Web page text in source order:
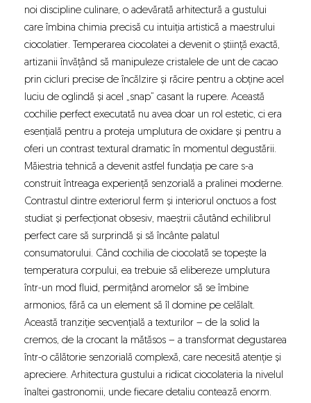
noi discipline culinare, o adevărată arhitectură a gustului
care îmbina chimia precisă cu intuiția artistică a maestrului
ciocolatier. Temperarea ciocolatei a devenit o știință exactă,
artizanii învățând să manipuleze cristalele de unt de cacao
prin cicluri precise de încălzire și răcire pentru a obține acel
luciu de oglindă și acel „snap” casant la rupere. Această
cochilie perfect executată nu avea doar un rol estetic, ci era
esențială pentru a proteja umplutura de oxidare și pentru a
oferi un contrast textural dramatic în momentul degustării.
Măiestria tehnică a devenit astfel fundația pe care s-a
construit întreaga experiență senzorială a pralinei moderne.
Contrastul dintre exteriorul ferm și interiorul onctuos a fost
studiat și perfecționat obsesiv, maeștrii căutând echilibrul
perfect care să surprindă și să încânte palatul
consumatorului. Când cochilia de ciocolată se topește la
temperatura corpului, ea trebuie să elibereze umplutura
într-un mod fluid, permițând aromelor să se îmbine
armonios, fără ca un element să îl domine pe celălalt.
Această tranziție secvențială a texturilor – de la solid la
cremos, de la crocant la mătăsos – a transformat degustarea
într-o călătorie senzorială complexă, care necesită atenție și
apreciere. Arhitectura gustului a ridicat ciocolateria la nivelul
înaltei gastronomii, unde fiecare detaliu contează enorm.